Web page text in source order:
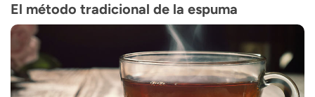
El método tradicional de la espuma